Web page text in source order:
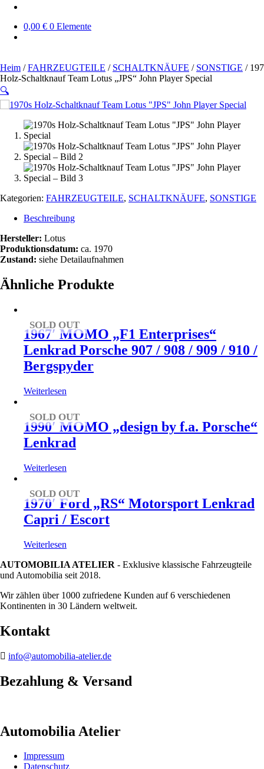
0,00 € 0 Elemente
Heim /FAHRZEUGTEILE / SCHALTKNÄUFE / SONSTIGE /
Holz-Schaltknauf Team Lotus „JPS“ John Player Special
🔍
SOLD OUT
Kategorien: FAHRZEUGTEILE, SCHALTKNÄUFE, SONSTIGE
Beschreibung
Hersteller: Lotus
Produktionsdatum: ca. 1970
Zustand: siehe Detailaufnahmen
Ähnliche Produkte
SOLD OUT
1967′ MOMO „F1 Enterprises“
Lenkrad Porsche 907 / 908 / 909 / 910 /
Bergspyder
Weiterlesen
SOLD OUT
1990′ MOMO „design by f.a. Porsche“
Lenkrad
Weiterlesen
SOLD OUT
1970′ Ford „RS“ Motorsport Lenkrad
Capri / Escort
Weiterlesen
AUTOMOBILIA ATELIER - Exklusive klassische Fahrzeugteile
und Automobilia seit 2018.
Wir zählen über 1000 zufriedene Kunden auf 6 verschiedenen
Kontinenten in 30 Ländern weltweit.
Kontakt
info@automobilia-atelier.de
Bezahlung & Versand
Automobilia Atelier
Impressum
Datenschutz